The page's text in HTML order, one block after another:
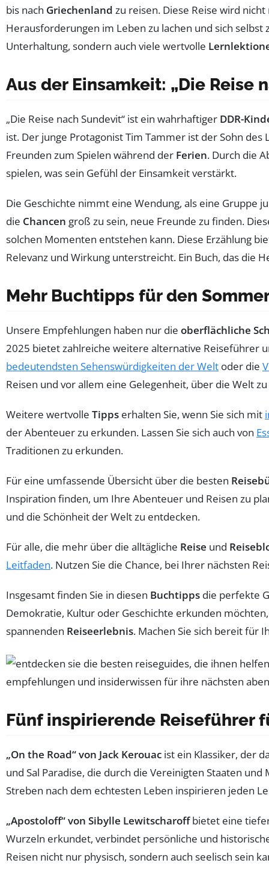
bis nach Griechenland zu reisen. Diese Reise wird
Herausforderungen im Leben zu lachen und sich
Unterhaltung, sondern auch viele wertvolle
Aus der Einsamkeit: „Die Reise
„Die Reise nach Sundevit“ ist ein wahrhaftiger DDR-
ist. Der junge Protagonist Tim Tammer ist der Sohn
Freunden zum Spielen während der Ferien. Durch die
spielen, was sein Gefühl der Einsamkeit verstärkt.
Die Geschichte nimmt eine Wendung, als eine Gruppe
die Chancen groß zu sein, neue Freunde zu finden.
solchen Momenten entstehen kann. Diese Erzählung
Relevanz und Wirkung unterstreicht. Ein Buch, das die
Mehr Buchtipps für den
Unsere Empfehlungen haben nur die oberflächliche
2025 bietet zahlreiche weitere alternative Reiseführer
bedeutendsten Sehenswürdigkeiten der Welt oder die
Reisen und vor allem eine Gelegenheit, über die Welt
Weitere wertvolle Tipps erhalten Sie, wenn Sie sich mit
der Abenteuer zu erkunden. Lassen Sie sich auch von
Traditionen zu erkunden.
Für eine umfassende Übersicht über die besten
Inspiration finden, um Ihre Abenteuer und Reisen zu
und die Schönheit der Welt zu entdecken.
Für alle, die mehr über die alltägliche Reise und
Leitfaden. Nutzen Sie die Chance, bei Ihrer nächsten
Insgesamt finden Sie in diesen Buchtipps die perfekte
Demokratie, Kultur oder Geschichte erkunden
spannenden Reiseerlebnis. Machen Sie sich bereit für
Fünf inspirierende Reiseführer
„On the Road“ von Jack Kerouac ist ein Klassiker, der
und Sal Paradise, die durch die Vereinigten Staaten
Streben nach dem echtesten Leben inspirieren jeden
„Apostoloff“ von Sibylle Lewitscharoffbietet eine
Wurzeln erkundet, verbindet persönliche und
Reisen nicht nur physisch, sondern auch seelisch sein